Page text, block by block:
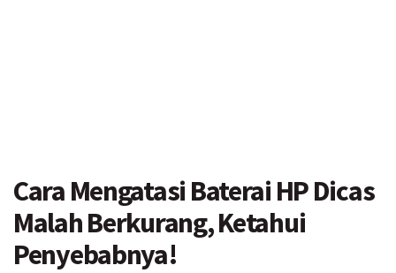
Cara Mengatasi Baterai HP Dicas
Malah Berkurang, Ketahui
Penyebabnya!